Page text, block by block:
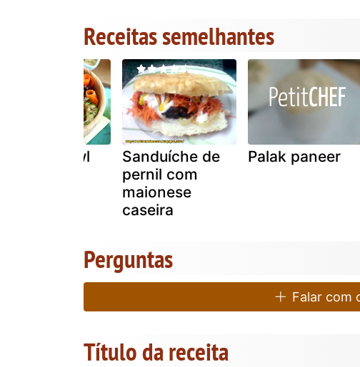
Receitas semelhantes
bowl
Sanduíche de
pernil com
maionese
caseira
Palak paneer
Perguntas
Falar com
Título da receita